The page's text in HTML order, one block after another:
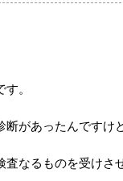
。
があったんですけ
査なるものを受けさ